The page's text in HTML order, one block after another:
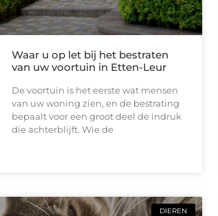
Waar u op let bij het bestraten
van uw voortuin in Etten-Leur
De voortuin is het eerste wat mensen
van uw woning zien, en de bestrating
bepaalt voor een groot deel de indruk
die achterblijft. Wie de
DIEREN